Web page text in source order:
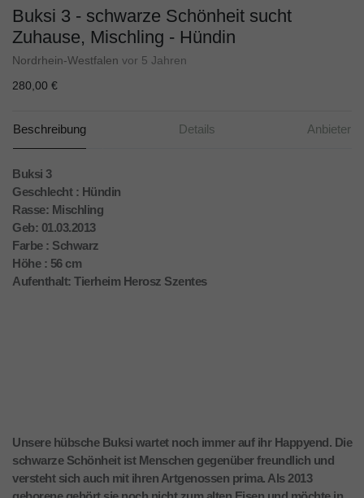
Buksi 3 - schwarze Schönheit sucht
Zuhause, Mischling - Hündin
Nordrhein-Westfalen vor 5 Jahren
280,00 €
Beschreibung Details Anbieter
Buksi 3
Geschlecht : Hündin
Rasse: Mischling
Geb: 01.03.2013
Farbe : Schwarz
Höhe : 56 cm
Aufenthalt: Tierheim Herosz Szentes
Unsere hübsche Buksi wartet noch immer auf ihr Happyend. Die
schwarze Schönheit ist Menschen gegenüber freundlich und
versteht sich auch mit ihren Artgenossen prima. Als 2013